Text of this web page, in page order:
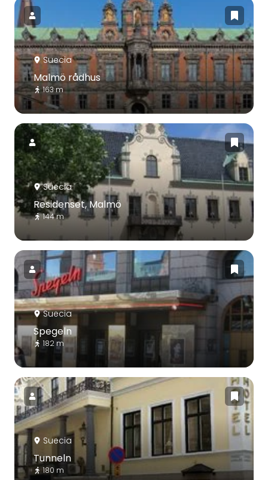
Suecia
Malmö rådhus
163 m
Suecia
Residenset, Malmö
144 m
Suecia
Spegeln
182 m
Suecia
Tunneln
180 m